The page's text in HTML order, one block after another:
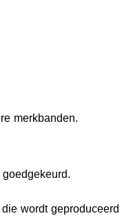
merkbanden.
wordt